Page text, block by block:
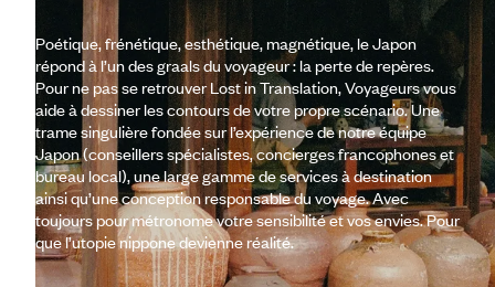
Poétique, frénétique, esthétique, magnétique, le Japon
répond à l’un des graals du voyageur : la perte de repères.
Pour ne pas se retrouver Lost in Translation, Voyageurs vous
aide à dessiner les contours de votre propre scénario. Une
trame singulière fondée sur l’expérience de notre équipe
Japon (conseillers spécialistes, concierges francophones et
bureau local), une large gamme de services à destination
ainsi qu’une conception responsable du voyage. Avec
toujours pour métronome votre sensibilité et vos envies. Pour
que l’utopie nippone devienne réalité.